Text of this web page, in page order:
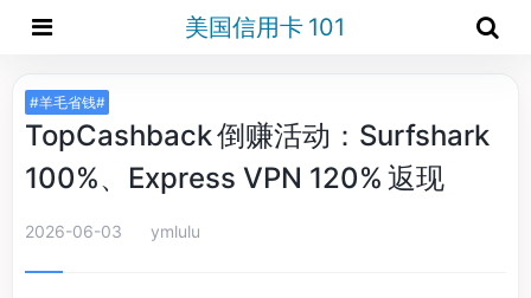
美国信用卡 101
#羊毛省钱#
TopCashback 倒赚活动：Surfshark
100%、Express VPN 120% 返现
2026-06-03 ymlulu